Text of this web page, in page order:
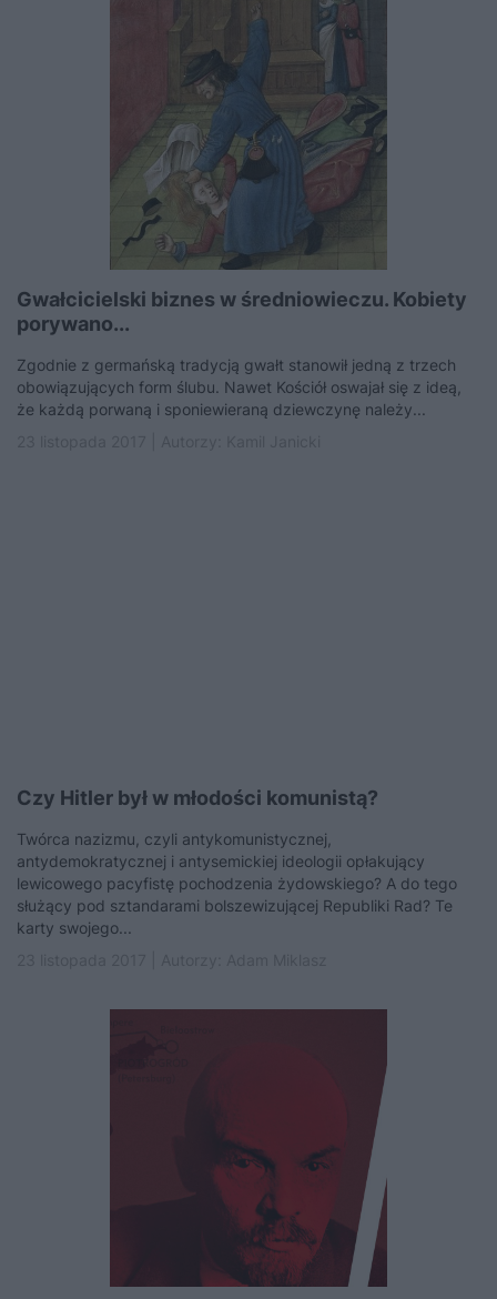
Gwałcicielski biznes w średniowieczu. Kobiety
porywano...
Zgodnie z germańską tradycją gwałt stanowił jedną z trzech
obowiązujących form ślubu. Nawet Kościół oswajał się z ideą,
że każdą porwaną i sponiewieraną dziewczynę należy...
Czy Hitler był w młodości komunistą?
Twórca nazizmu, czyli antykomunistycznej,
antydemokratycznej i antysemickiej ideologii opłakujący
lewicowego pacyfistę pochodzenia żydowskiego? A do tego
służący pod sztandarami bolszewizującej Republiki Rad? Te
karty swojego...